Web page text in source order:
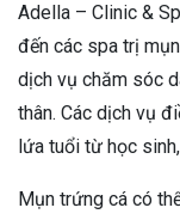
Adella – Clinic &
đến các spa trị
dịch vụ chăm sóc
thân. Các dịch vụ
lứa tuổi từ học
Mụn trứng cá có